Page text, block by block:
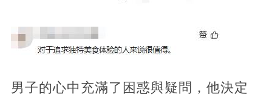
男子的心中充滿了困惑與疑問，他決定